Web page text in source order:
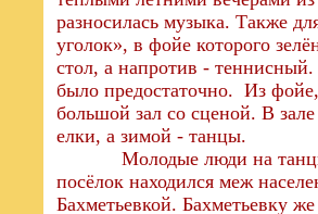
разносилась музыка. Также
уголок», в фойе которого
стол, а напротив -
было предостаточно. Из фойе,
большой зал со сценой. В
елки, а зимой - танцы.
Молодые люди на
посёлок находился меж
Бахметьевкой. Бахметьевку